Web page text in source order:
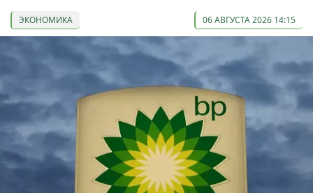
ЭКОНОМИКА 06 АВГУСТА 2026 14:15